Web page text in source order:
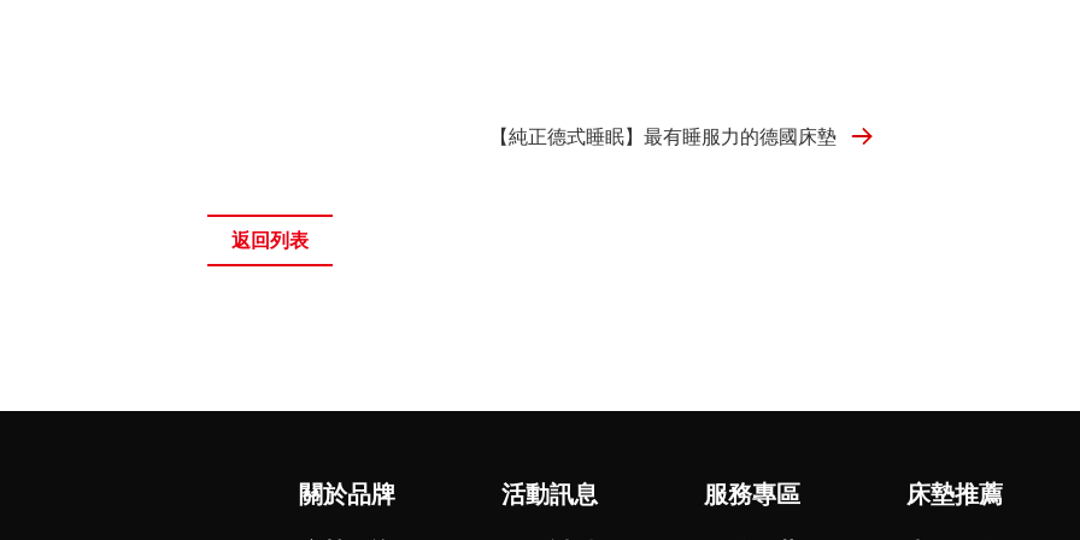
【純正德式睡眠】最有睡服力的德國床墊
返回列表
關於品牌 活動訊息 服務專區
床墊推薦